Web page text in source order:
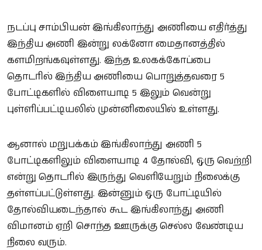
நடப்பு சாம்பியன் இங்கிலாந்து அணியை எதிர்த்து
இந்திய அணி இன்று லக்னோ மைதானத்தில்
களமிறங்கவுள்ளது. இந்த உலகக்கோப்பை
தொடரில் இந்திய அணியை பொறுத்தவரை 5
போட்டிகளில் விளையாடி 5 இலும் வென்று
புள்ளிப்பட்டியலில் முன்னிலையில் உள்ளது.
ஆனால் மறுபக்கம் இங்கிலாந்து அணி 5
போட்டிகளிலும் விளையாடி 4 தோல்வி, ஒரு வெற்றி
என்று தொடரில் இருந்து வெளியேறும் நிலைக்கு
தள்ளப்பட்டுள்ளது. இன்னும் ஒரு போட்டியில்
தோல்வியடைந்தால் கூட இங்கிலாந்து அணி
விமானம் ஏறி சொந்த ஊருக்கு செல்ல வேண்டிய
நிலை வரும்.